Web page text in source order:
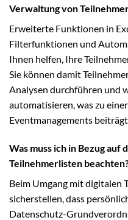
Verwaltung von
Erweiterte Funktionen in
Filterfunktionen und
Ihnen helfen, Ihre
Sie können damit
Analysen durchführen und
automatisieren, was zu
Eventmanagements
Was muss ich in Bezug
Teilnehmerlisten
Beim Umgang mit digitalen
sicherstellen, dass
Datenschutz-